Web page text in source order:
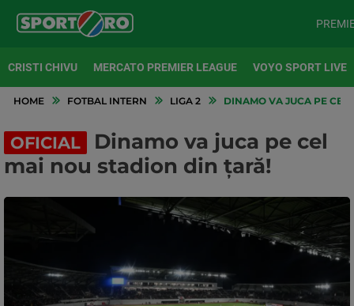
CRISTI CHIVU MERCATO PREMIER LEAGUE VOYO SPORT LIVE
HOME FOTBAL INTERN LIGA 2 DINAMO VA JUCA PE
OFICIAL
Dinamo va juca pe cel
mai nou stadion din țară!